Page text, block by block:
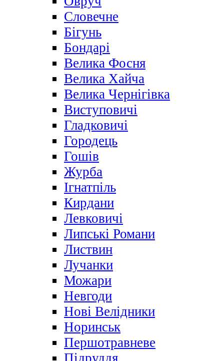
Словечне
Бігунь
Бондарі
Велика Фосня
Велика Хайча
Велика Чернігівка
Виступовичі
Гладковичі
Городець
Гошів
Журба
Ігнатпіль
Кирдани
Левковичі
Липські Романи
Листвин
Лучанки
Можари
Невгоди
Нові Велідники
Норинськ
Першотравневе